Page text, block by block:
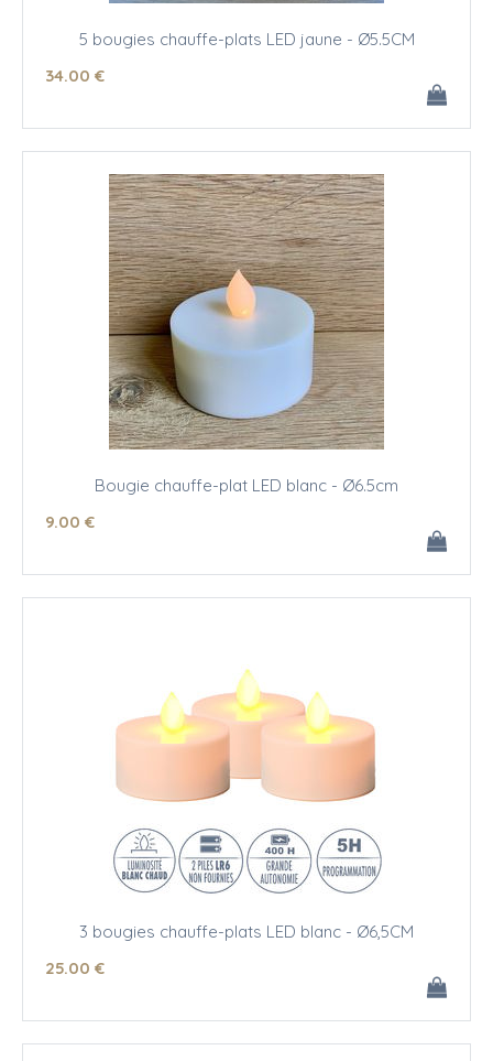
5 bougies chauffe-plats LED jaune - Ø5.5CM
34.00 €
Bougie chauffe-plat LED blanc - Ø6.5cm
9.00 €
3 bougies chauffe-plats LED blanc - Ø6,5CM
25.00 €